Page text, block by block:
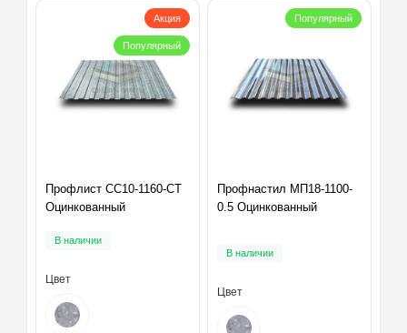
Акция
Популярный
Профлист СС10-1160-СТ
Оцинкованный
В наличии
Цвет
Популярный
Профнастил МП18-1100-
0.5 Оцинкованный
В наличии
Цвет